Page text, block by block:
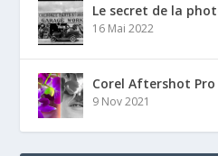
Le secret de la
16 Mai 2022
Corel Aftershot
9 Nov 2021